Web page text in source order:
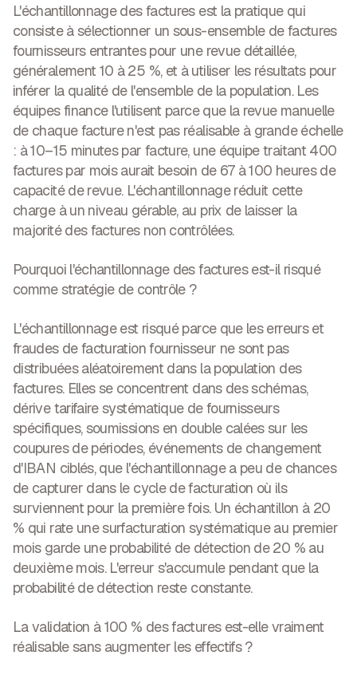
L'échantillonnage des factures est la pratique qui
consiste à sélectionner un sous-ensemble de factures
fournisseurs entrantes pour une revue détaillée,
généralement 10 à 25 %, et à utiliser les résultats pour
inférer la qualité de l'ensemble de la population. Les
équipes finance l'utilisent parce que la revue manuelle
de chaque facture n'est pas réalisable à grande échelle
: à 10–15 minutes par facture, une équipe traitant 400
factures par mois aurait besoin de 67 à 100 heures de
capacité de revue. L'échantillonnage réduit cette
charge à un niveau gérable, au prix de laisser la
majorité des factures non contrôlées.
Pourquoi l'échantillonnage des factures est-il risqué
comme stratégie de contrôle ?
L'échantillonnage est risqué parce que les erreurs et
fraudes de facturation fournisseur ne sont pas
distribuées aléatoirement dans la population des
factures. Elles se concentrent dans des schémas,
dérive tarifaire systématique de fournisseurs
spécifiques, soumissions en double calées sur les
coupures de périodes, événements de changement
d'IBAN ciblés, que l'échantillonnage a peu de chances
de capturer dans le cycle de facturation où ils
surviennent pour la première fois. Un échantillon à 20
% qui rate une surfacturation systématique au premier
mois garde une probabilité de détection de 20 % au
deuxième mois. L'erreur s'accumule pendant que la
probabilité de détection reste constante.
La validation à 100 % des factures est-elle vraiment
réalisable sans augmenter les effectifs ?